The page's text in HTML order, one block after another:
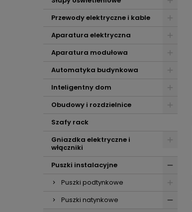
Przewody elektryczne i kable
Aparatura elektryczna
Aparatura modułowa
Automatyka budynkowa
Inteligentny dom
Obudowy i rozdzielnice
Szafy rack
Gniazdka elektryczne i
włączniki
Puszki instalacyjne
Puszki podtynkowe
Puszki natynkowe